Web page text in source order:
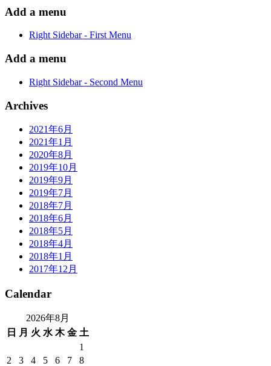
Add a menu
Right Sidebar - First Menu
Add a menu
Right Sidebar - Second Menu
Archives
2021年6月
2021年1月
2020年8月
2019年10月
2019年9月
2019年7月
2018年7月
2018年6月
2018年5月
2018年4月
2018年1月
2017年12月
Calendar
2026年8月
日
月 火 水 木 金 土
1
2
3 4 5 6 7
8